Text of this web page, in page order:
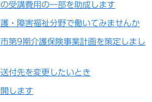
受講費用の一部を助成します
・障害福祉分野で働いてみませんか
第9期介護保険事業計画を策定しまし
付先を変更したいとき
します